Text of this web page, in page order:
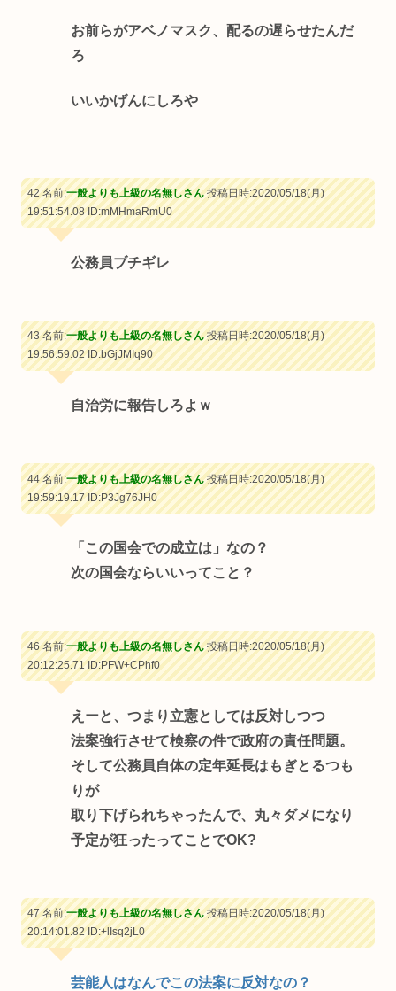
お前らがアベノマスク、配るの遅らせたんだ
ろ
いいかげんにしろや
42 名前:一般よりも上級の名無しさん投稿日時:2020/05/18(月)
19:51:54.08ID:mMHmaRmU0
公務員ブチギレ
43 名前:一般よりも上級の名無しさん投稿日時:2020/05/18(月)
19:56:59.02ID:bGjJMIq90
自治労に報告しろよｗ
44 名前:一般よりも上級の名無しさん投稿日時:2020/05/18(月)
19:59:19.17ID:P3Jg76JH0
「この国会での成立は」なの？
次の国会ならいいってこと？
46 名前:一般よりも上級の名無しさん投稿日時:2020/05/18(月)
20:12:25.71ID:PFW+CPhf0
えーと、つまり立憲としては反対しつつ
法案強行させて検察の件で政府の責任問題。
そして公務員自体の定年延長はもぎとるつも
りが
取り下げられちゃったんで、丸々ダメになり
予定が狂ったってことでOK?
47 名前:一般よりも上級の名無しさん投稿日時:2020/05/18(月)
20:14:01.82ID:+lIsq2jL0
芸能人はなんでこの法案に反対なの？